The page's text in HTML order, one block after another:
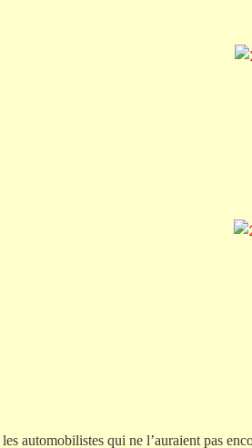
automobilistes qui ne l’auraient pas